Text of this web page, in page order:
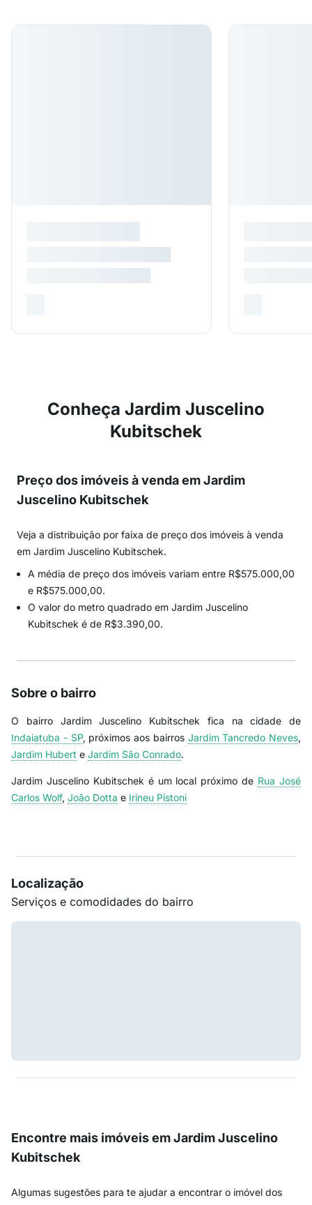
Conheça Jardim Juscelino
Kubitschek
Preço dos imóveis à venda em Jardim
Juscelino Kubitschek
Veja a distribuição por faixa de preço dos imóveis à venda
em Jardim Juscelino Kubitschek.
A média de preço dos imóveis variam entre R$575.000,00
e R$575.000,00.
O valor do metro quadrado em Jardim Juscelino
Kubitschek é de R$3.390,00.
Sobre o bairro
O bairro Jardim Juscelino Kubitschek fica na cidade de
Indaiatuba - SP, próximos aos bairros Jardim Tancredo Neves,
Jardim Hubert e Jardim São Conrado.
Jardim Juscelino Kubitschek é um local próximo de Rua José
Carlos Wolf, João Dotta e Irineu Pistoni
Localização
Serviços e comodidades do bairro
Encontre mais imóveis em Jardim Juscelino
Kubitschek
Algumas sugestões para te ajudar a encontrar o imóvel dos